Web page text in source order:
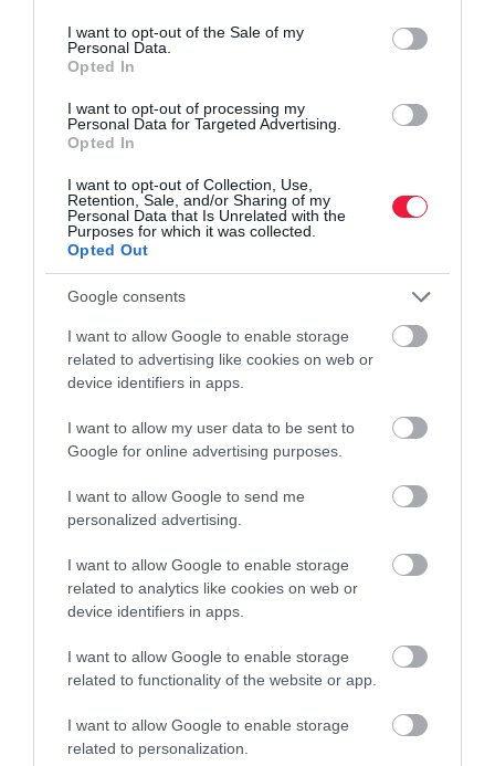
consent section.
I want to opt-out of the Sale of my
Personal Data.
Opted In
I want to opt-out of processing my
Personal Data for Targeted Advertising.
Opted In
I want to opt-out of Collection, Use,
Retention, Sale, and/or Sharing of my
Personal Data that Is Unrelated with the
Purposes for which it was collected.
Opted Out
Google consents
I want to allow Google to enable storage
related to advertising like cookies on web or
device identifiers in apps.
I want to allow my user data to be sent to
Google for online advertising purposes.
I want to allow Google to send me
personalized advertising.
I want to allow Google to enable storage
related to analytics like cookies on web or
device identifiers in apps.
I want to allow Google to enable storage
related to functionality of the website or app.
I want to allow Google to enable storage
related to personalization.
Olvasd el ezt is!
Erre költözik a magyar: felértékelődött az
agglomeráció
örökségre
külföld költözés munkavállalás magyar